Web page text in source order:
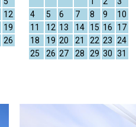
12
19
26
4
5 6 7 8 9
10
11
12 13 14 15 16
17
18
19 20 21 22 23 24
25
26 27 28 29 30 31